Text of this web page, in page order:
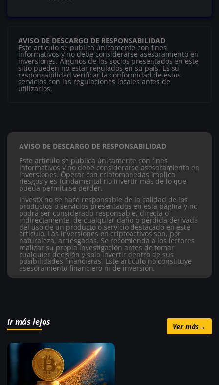
AVISO DE DESCARGO DE RESPONSABILIDAD
Este artículo se publica únicamente con fines
informativos y no debe considerarse asesoramiento en
inversiones. Algunos de los socios presentados en este
sitio pueden no estar regulados en su país. Es su
responsabilidad verificar la conformidad de estos
servicios con las regulaciones locales antes de
utilizarlos.
AVISO DE DESCARGO DE RESPONSABILIDAD
Este artículo se publica únicamente con fines
informativos y no debe considerarse asesoramiento en
inversiones. Operar con criptomonedas implica
riesgos y es fundamental no invertir más de lo que
pueda permitirse perder.
InvestX no se hace responsable de la calidad de los
productos o servicios presentados en esta página y no
podrá ser considerado responsable, directa o
indirectamente, de cualquier daño o pérdida derivada
del uso de un producto o servicio destacado en este
artículo. Las inversiones en criptoactivos son, por
naturaleza, arriesgadas. Se recomienda a los lectores
realizar su propia investigación antes de tomar
cualquier decisión y solo invertir dentro de sus
posibilidades financieras. Este artículo no constituye
asesoramiento financiero ni de inversión.
Ir más lejos Ver más→